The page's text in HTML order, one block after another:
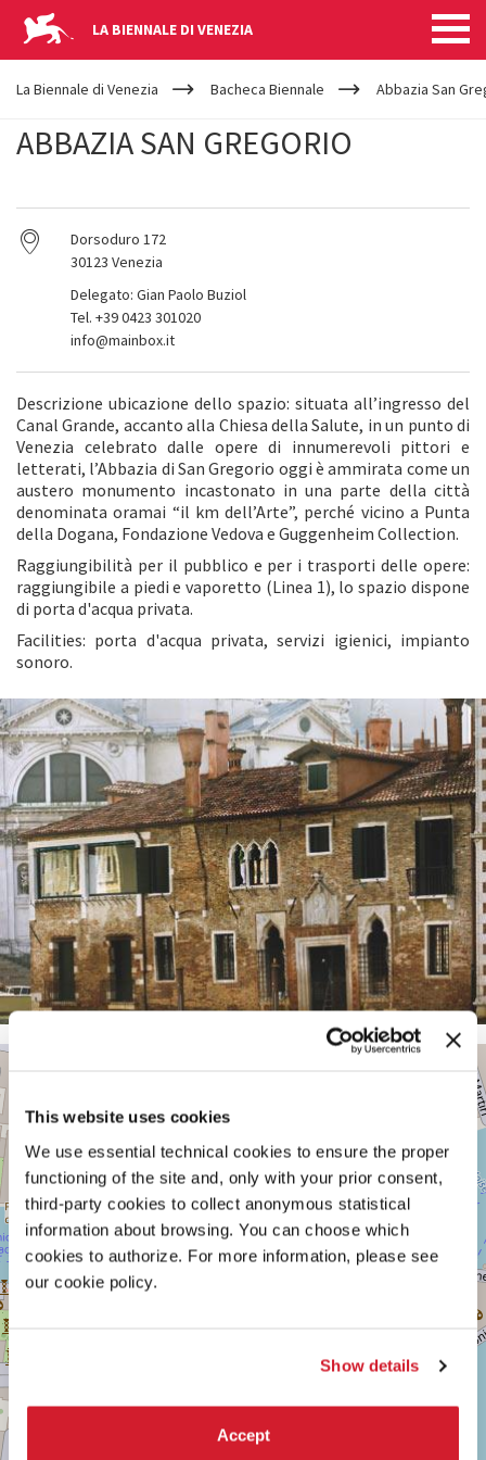
This website uses cookies
We use essential technical cookies to ensure the proper
functioning of the site and, only with your prior consent,
third-party cookies to collect anonymous statistical
information about browsing. You can choose which
cookies to authorize. For more information, please see
our cookie policy.
Show details
Accept
LA BIENNALE DI VENEZIA
YOUR
ARE
La Biennale di Venezia Bacheca Biennale Abbazia San
ABBAZIA SAN GREGORIO
Dorsoduro 172
30123 Venezia
Delegato: Gian Paolo Buziol
Tel. +39 0423 301020
info@mainbox.it
Descrizione ubicazione dello spazio: situata all’ingresso del
Canal Grande, accanto alla Chiesa della Salute, in un punto di
Venezia celebrato dalle opere di innumerevoli pittori e
letterati, l’Abbazia di San Gregorio oggi è ammirata come un
austero monumento incastonato in una parte della città
denominata oramai “il km dell’Arte”, perché vicino a Punta
della Dogana, Fondazione Vedova e Guggenheim Collection.
Raggiungibilità per il pubblico e per i trasporti delle opere:
raggiungibile a piedi e vaporetto (Linea 1), lo spazio dispone
di porta d'acqua privata.
Facilities: porta d'acqua privata, servizi igienici, impianto
sonoro.
ABBAZIA
SAN
GREGORIO
Dorsoduro
172
30123
Venezia